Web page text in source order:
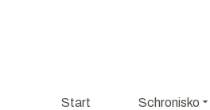
Start Schronisko